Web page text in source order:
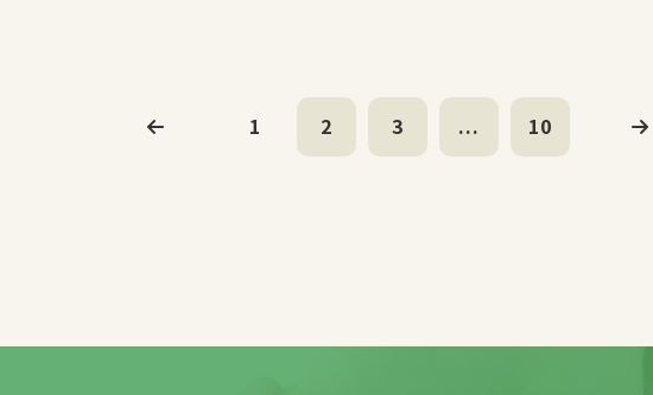
1 2 3 ... 10